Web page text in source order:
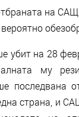
на САЩ
убит на 28
му
последвана
страна, и